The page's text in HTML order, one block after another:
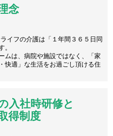
念
イフの介護は「１年間３６５日同
。
ムは、病院や施設ではなく、「家
快適」な生活をお過ごし頂ける住
入社時研修と
得制度